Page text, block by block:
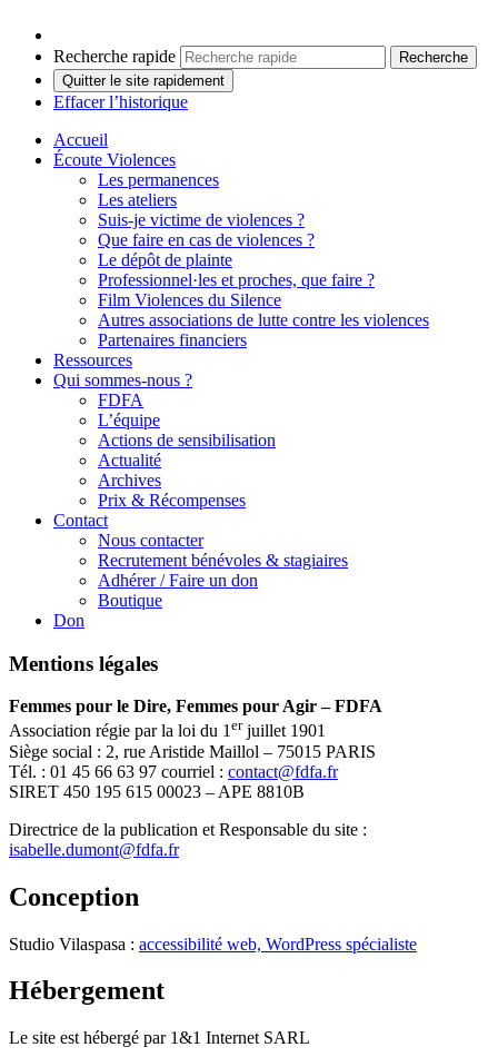
Recherche rapide
Recherche
Quitter le site rapidement
Effacer l’historique
Accueil
Écoute Violences
Les permanences
Les ateliers
Suis-je victime de violences ?
Que faire en cas de violences ?
Le dépôt de plainte
Professionnel·les et proches, que faire ?
Film Violences du Silence
Autres associations de lutte contre les violences
Partenaires financiers
Ressources
Qui sommes-nous ?
FDFA
L’équipe
Actions de sensibilisation
Actualité
Archives
Prix & Récompenses
Contact
Nous contacter
Recrutement bénévoles & stagiaires
Adhérer / Faire un don
Boutique
Don
Mentions légales
Femmes pour le Dire, Femmes pour Agir – FDFA
Association régie par la loi du 1erjuillet 1901
Siège social : 2, rue Aristide Maillol – 75015 PARIS
Tél. : 01 45 66 63 97 courriel : contact@fdfa.fr
SIRET 450 195 615 00023 – APE 8810B
Directrice de la publication et Responsable du site :
isabelle.dumont@fdfa.fr
Conception
Studio Vilaspasa : accessibilité web, WordPress spécialiste
Hébergement
Le site est hébergé par 1&1 Internet SARL